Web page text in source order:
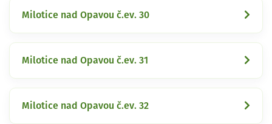
Milotice nad Opavou č.ev. 30
Milotice nad Opavou č.ev. 31
Milotice nad Opavou č.ev. 32